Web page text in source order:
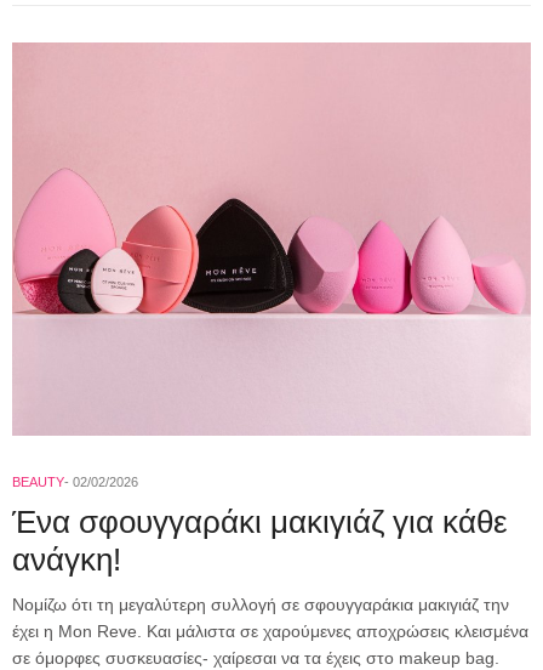
BEAUTY 02/02/2026
Ένα σφουγγαράκι μακιγιάζ για κάθε
ανάγκη!
Νομίζω ότι τη μεγαλύτερη συλλογή σε σφουγγαράκια μακιγιάζ την
έχει η Mon Reve. Kαι μάλιστα σε χαρούμενες αποχρώσεις κλεισμένα
σε όμορφες συσκευασίες- χαίρεσαι να τα έχεις στο makeup bag.